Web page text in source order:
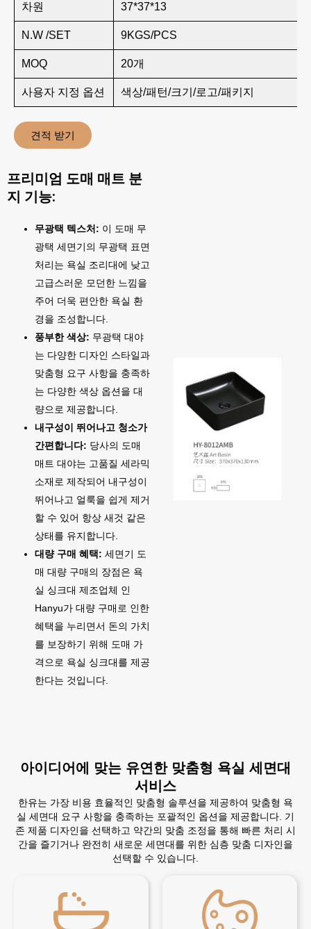
차원 37*37*13
N.W /SET 9KGS/PCS
MOQ 20개
사용자 지정 옵션 색상/패턴/크기/로고/패키지
견적 받기
프리미엄 도매 매트 분
지 기능:
무광택 텍스처: 이 도매 무
광택 세면기의 무광택 표면
처리는 욕실 조리대에 낮고
고급스러운 모던한 느낌을
주어 더욱 편안한 욕실 환
경을 조성합니다.
풍부한 색상: 무광택 대야
는 다양한 디자인 스타일과
맞춤형 요구 사항을 충족하
는 다양한 색상 옵션을 대
량으로 제공합니다.
내구성이 뛰어나고 청소가
간편합니다: 당사의 도매
매트 대야는 고품질 세라믹
소재로 제작되어 내구성이
뛰어나고 얼룩을 쉽게 제거
할 수 있어 항상 새것 같은
상태를 유지합니다.
대량 구매 혜택: 세면기 도
매 대량 구매의 장점은 욕
실 싱크대 제조업체 인
Hanyu가 대량 구매로 인한
혜택을 누리면서 돈의 가치
를 보장하기 위해 도매 가
격으로 욕실 싱크대를 제공
한다는 것입니다.
아이디어에 맞는 유연한 맞춤형 욕실 세면대
서비스
한유는 가장 비용 효율적인 맞춤형 솔루션을 제공하여 맞춤형 욕
실 세면대 요구 사항을 충족하는 포괄적인 옵션을 제공합니다. 기
존 제품 디자인을 선택하고 약간의 맞춤 조정을 통해 빠른 처리 시
간을 즐기거나 완전히 새로운 세면대를 위한 심층 맞춤 디자인을
선택할 수 있습니다.